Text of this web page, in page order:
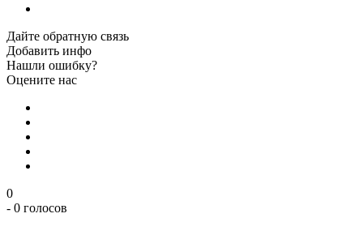
Дайте обратную связь
Добавить инфо
Нашли ошибку?
Оцените нас
0
- 0 голосов